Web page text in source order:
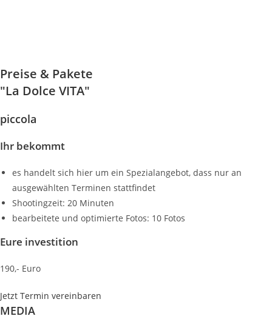
Preise & Pakete
"La Dolce VITA"
piccola
Ihr bekommt
es handelt sich hier um ein Spezialangebot, dass nur an
ausgewählten Terminen stattfindet
Shootingzeit: 20 Minuten
bearbeitete und optimierte Fotos: 10 Fotos
Eure investition
190,- Euro
Jetzt Termin vereinbaren
MEDIA